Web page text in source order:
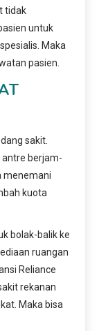
tidak
untuk
Maka
pasien.
sakit.
berjam-
menemani
kuota
bolak-balik ke
ruangan
Reliance
rekanan
Maka bisa